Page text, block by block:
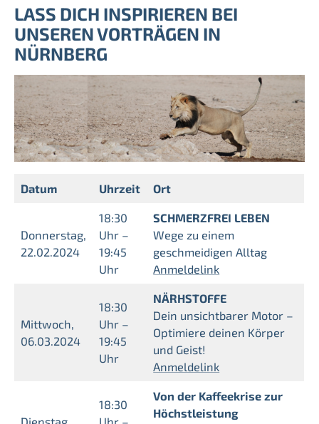
LASS DICH INSPIRIEREN BEI
UNSEREN VORTRÄGEN IN
NÜRNBERG
Datum Uhrzeit Ort
Donnerstag,
22.02.2024
18:30
Uhr –
19:45
Uhr
SCHMERZFREI LEBEN
Wege zu einem
geschmeidigen Alltag
Anmeldelink
Mittwoch,
06.03.2024
18:30
Uhr –
19:45
Uhr
NÄRHSTOFFE
Dein unsichtbarer Motor –
Optimiere deinen Körper
und Geist!
Anmeldelink
18:30
Von der Kaffeekrise zur
Höchstleistung